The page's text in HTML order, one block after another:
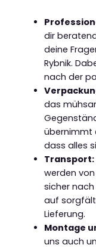
dir
deine
Rybnik.
nach der
das
übernimmt
dass alles
Transport:
werden
sicher
auf
Lieferung.
Montage
uns auch